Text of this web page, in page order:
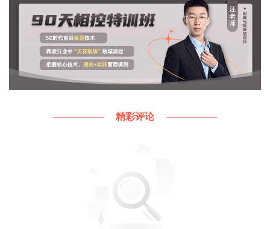
图2 元器件单个PCB封装匹配示意图
声明：
本文凡亿教育原创文章，转载请注明来源！
精彩评论